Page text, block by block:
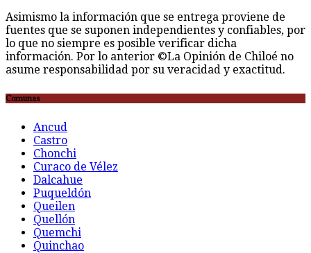
Asimismo la información que se entrega proviene de
fuentes que se suponen independientes y confiables, por
lo que no siempre es posible verificar dicha
información. Por lo anterior ©La Opinión de Chiloé no
asume responsabilidad por su veracidad y exactitud.
Comunas
Ancud
Castro
Chonchi
Curaco de Vélez
Dalcahue
Puqueldón
Queilen
Quellón
Quemchi
Quinchao